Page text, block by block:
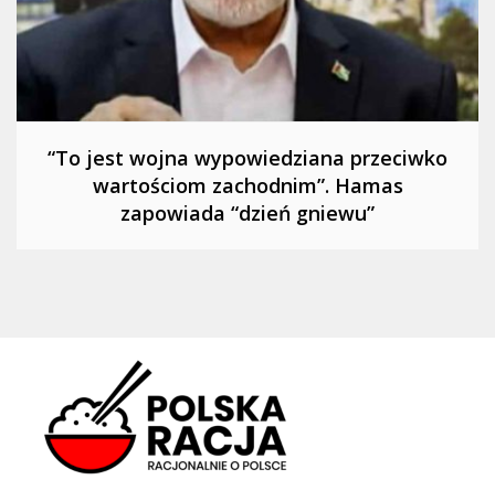
“To jest wojna wypowiedziana przeciwko
wartościom zachodnim”. Hamas
zapowiada “dzień gniewu”